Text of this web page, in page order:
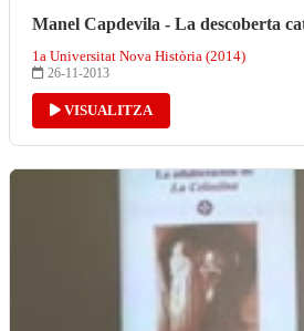
Manel Capdevila - La descoberta
1a Universitat Nova Història (2014)
26-11-2013
VISUALITZA